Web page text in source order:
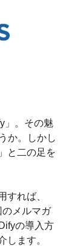
」。その魅
か。しかし
と二の足を
すれば、
メルマガ
の導入方
します。